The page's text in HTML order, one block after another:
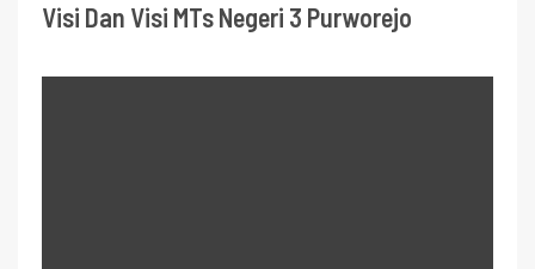
Visi Dan Visi MTs Negeri 3 Purworejo